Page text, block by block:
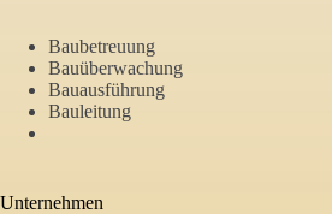
Baubetreuung
Bauüberwachung
Bauausführung
Bauleitung
Unternehmen